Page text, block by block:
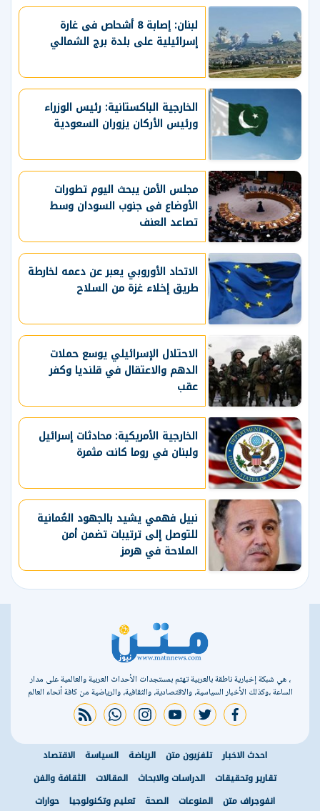
لبنان: إصابة 8 أشحاص فى غارة
إسرائيلية على بلدة برج الشمالي
الخارجية الباكستانية: رئيس الوزراء
ورئيس الأركان يزوران السعودية
مجلس الأمن يبحث اليوم تطورات
الأوضاع فى جنوب السودان وسط
تصاعد العنف
الاتحاد الأوروبي يعبر عن دعمه لخارطة
طريق إخلاء غزة من السلاح
الاحتلال الإسرائيلي يوسع حملات
الدهم والاعتقال في قلنديا وكفر
عقب
الخارجية الأمريكية: محادثات إسرائيل
ولبنان في روما كانت مثمرة
نبيل فهمي يشيد بالجهود العُمانية
للتوصل إلى ترتيبات تضمن أمن
الملاحة في هرمز
، هي شبكة إخبارية ناطقة بالعربية تهتم بمستجدات الأحداث العربية والعالمية على مدار
الساعة ،وكذلك الأخبار السياسية، والاقتصادية، والثقافية، والرياضية من كافة أنحاء العالم
facebook
twitter
youtube
instagram
whatsapp
rss feed
احدث الاخبار تلفزيون متن الرياضة السياسة
الاقتصاد
تقارير وتحقيقات
الدراسات والابحاث المقالات
الثقافة والفن
انفوجراف متن
المنوعات الصحة تعليم وتكنولوجيا حوارات